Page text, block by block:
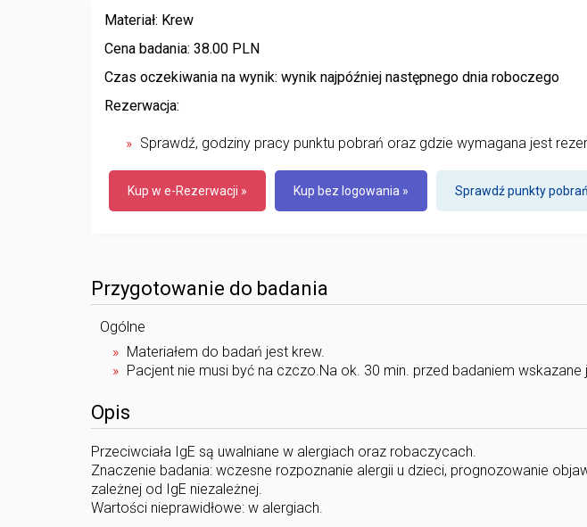
Materiał: Krew
Cena badania: 38.00 PLN
Czas oczekiwania na wynik: wynik najpóźniej następnego dnia roboczego
Rezerwacja:
Sprawdź, godziny pracy punktu pobrań oraz gdzie wymagana jest
Kup w e-Rezerwacji » Kup bez logowania » Sprawdź punkty
Przygotowanie do badania
Ogólne
Materiałem do badań jest krew.
Pacjent nie musi być na czczo.Na ok. 30 min. przed badaniem
Opis
Przeciwciała IgE są uwalniane w alergiach oraz robaczycach.
Znaczenie badania: wczesne rozpoznanie alergii u dzieci, prognozowanie
zależnej od IgE niezależnej.
Wartości nieprawidłowe: w alergiach.